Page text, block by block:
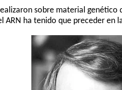
sobre material
ARN ha tenido que preceder en